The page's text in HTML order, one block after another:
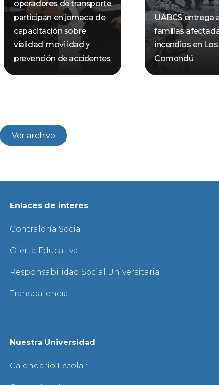
operadores de transporte
participan en jornada de
capacitación sobre
vialidad, movilidad y
prevención de accidentes
UABCS entrega
familias
incendios en Los
Comondú
Ver archivo
Enlaces de interés
Contraloría Social
Oferta Educativa
Responsabilidad Social Universitaria
Transparencia
Nuestra Universidad
Calendario Escolar